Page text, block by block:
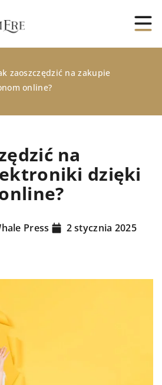
zaoszczędzić na zakupie
online?
na
dzięki
Press 2 stycznia 2025